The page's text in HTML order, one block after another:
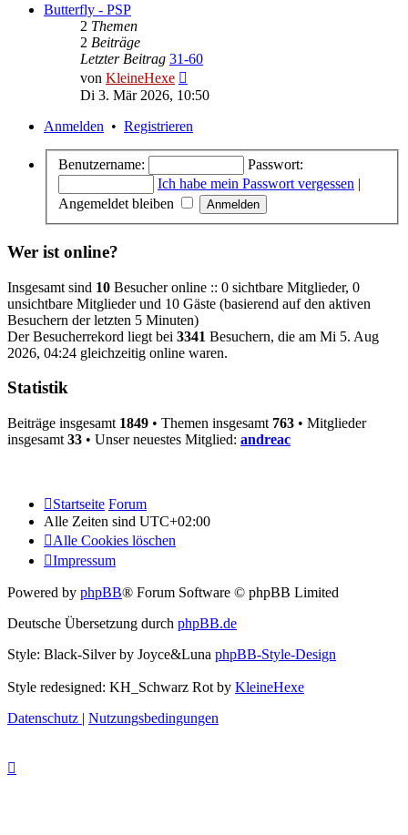
Butterfly - PSP
2 Themen
2 Beiträge
Letzter Beitrag 31-60
von KleineHexe
Beitrag
Di 3. Mär 2026, 10:50
Anmelden • Registrieren
Benutzername:
Passwort:
Ich habe mein Passwort vergessen |
Angemeldet bleiben
Wer ist online?
Insgesamt sind 10 Besucher online :: 0 sichtbare Mitglieder, 0
unsichtbare Mitglieder und 10 Gäste (basierend auf den aktiven
Besuchern der letzten 5 Minuten)
Der Besucherrekord liegt bei 3341 Besuchern, die am Mi 5. Aug
2026, 04:24 gleichzeitig online waren.
Statistik
Beiträge insgesamt 1849 • Themen insgesamt 763 • Mitglieder
insgesamt 33 • Unser neuestes Mitglied: andreac
Startseite Forum
Alle Zeiten sind UTC+02:00
Alle Cookies löschen
Impressum
Powered by phpBB® Forum Software © phpBB Limited
Deutsche Übersetzung durch phpBB.de
Style: Black-Silver by Joyce&Luna phpBB-Style-Design
Style redesigned: KH_Schwarz Rot by KleineHexe
Datenschutz | Nutzungsbedingungen